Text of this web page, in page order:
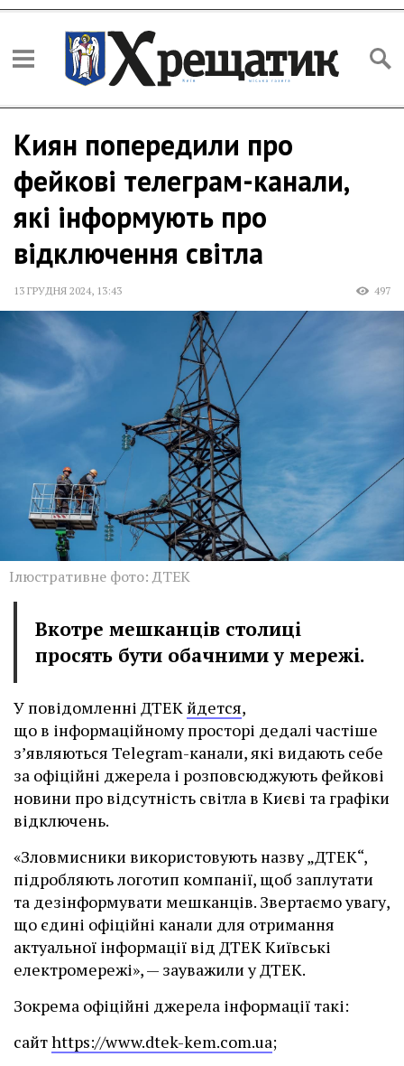
Киян попередили про
фейкові телеграм-канали,
які інформують про
відключення світла
13 ГРУДНЯ 2024, 13:43 497
Ілюстративне фото: ДТЕК
Вкотре мешканців столиці
просять бути обачними у мережі.
У повідомленні ДТЕКйдется,
що в інформаційному просторі дедалі частіше
з’являються Telegram-канали, які видають себе
за офіційні джерела і розповсюджують фейкові
новини про відсутність світла в Києві та графіки
відключень.
«Зловмисники використовують назву „ДТЕК“,
підробляють логотип компанії, щоб заплутати
та дезінформувати мешканців. Звертаємо увагу,
що єдині офіційні канали для отримання
актуальної інформації від ДТЕК Київські
електромережі», — зауважили у ДТЕК.
Зокрема офіційні джерела інформації такі:
сайтhttps://www.dtek-kem.com.ua;